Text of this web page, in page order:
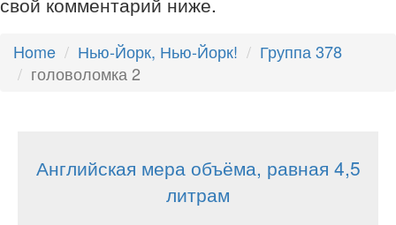
Home Нью-Йорк, Нью-Йорк!
Группа 378
головоломка 2
Английская мера объёма, равная 4,5
литрам